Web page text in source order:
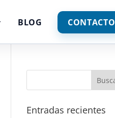
BLOG CONTACTO
Entradas recientes